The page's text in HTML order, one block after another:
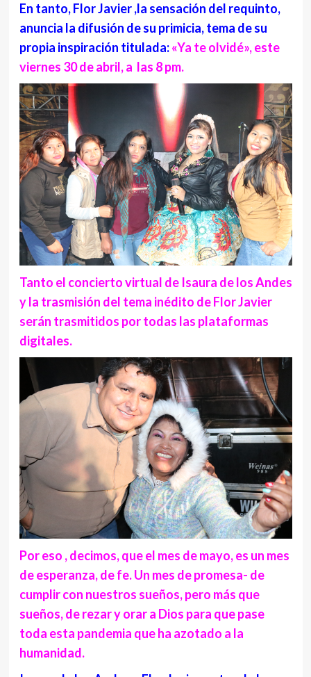
En tanto, Flor Javier ,la sensación del requinto,
anuncia la difusión de su primicia, tema de su
propia inspiración titulada:«Ya te olvidé», este
viernes 30 de abril, a las 8 pm.
Tanto el concierto virtual de Isaura de los Andes
y la trasmisión del tema inédito de Flor Javier
serán trasmitidos por todas las plataformas
digitales.
Por eso ,decimos, que el mes de mayo, es un mes
de esperanza, de fe. Un mes de promesa- de
cumplir con nuestros sueños, pero más que
sueños, de rezar y orar a Dios para que pase
toda esta pandemia que ha azotado a la
humanidad.